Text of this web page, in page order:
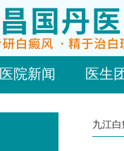
医院新闻 医生
九江